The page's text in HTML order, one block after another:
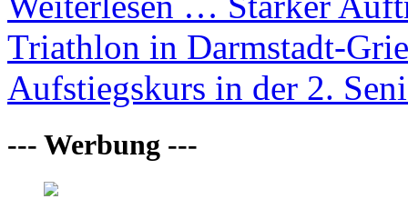
Triathlon in Darmstadt-
Aufstiegskurs in der 2.
--- Werbung ---